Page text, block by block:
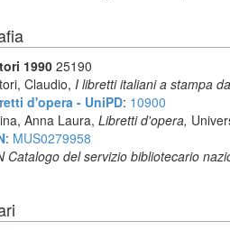
199025190
Claudio, I libretti italiani a stampa
d'opera - UniPD: 10900
Anna Laura, Libretti d'opera,
: MUS0279958
Catalogo del servizio bibliotecario